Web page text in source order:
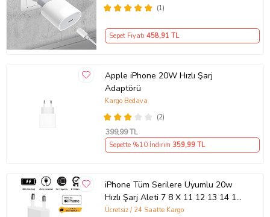
(1)
Sepet Fiyatı 458,91 TL
Apple iPhone 20W Hızlı Şarj
Adaptörü
(2)
Kargo Bedava
399,99 TL
Sepette %10 İndirim 359,99 TL
iPhone Tüm Serilere Uyumlu 20w
Hızlı Şarj Aleti 7 8 X 11 12 13 14 15
16 İçin Type-C Girişli Adaptör
Ücretsiz / 24 Saatte Kargo